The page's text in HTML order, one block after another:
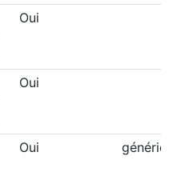
Oui
Oui
Oui